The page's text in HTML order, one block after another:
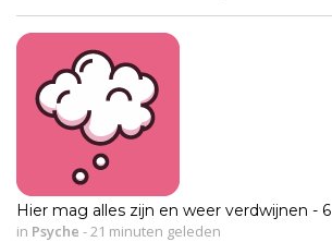
Hier mag alles zijn en weer verdwijnen - 6
in Psyche - 21 minuten geleden